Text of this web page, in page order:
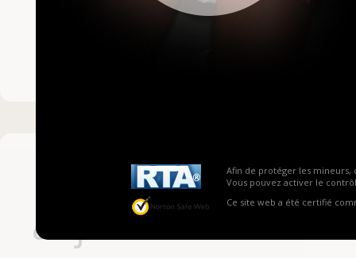
Afin de protéger les mineurs,
Vous pouvez activer le
Ce site web a été certifié
Pas encore
aujourd'hui